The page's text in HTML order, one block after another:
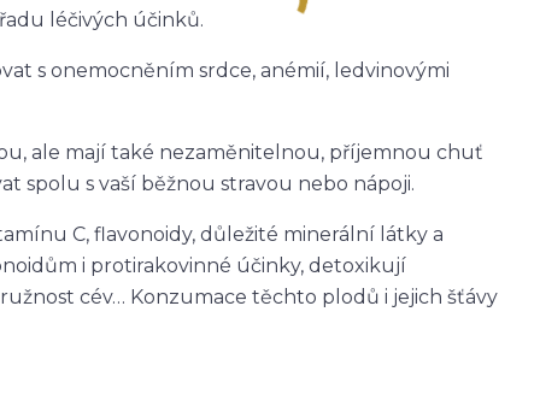
léčivých účinků.
s onemocněním srdce, anémií, ledvinovými
ale mají také nezaměnitelnou, příjemnou chuť
spolu s vaší běžnou stravou nebo nápoji.
C, flavonoidy, důležité minerální látky a
i protirakovinné účinky, detoxikují
cév… Konzumace těchto plodů i jejich šťávy